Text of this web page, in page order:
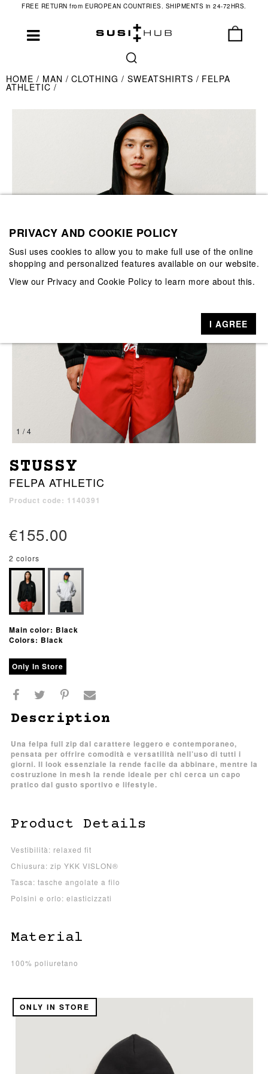
FREE RETURN from EUROPEAN COUNTRIES. SHIPMENTS in 24-72HRS.
HOME MAN CLOTHING SWEATSHIRTS FELPA
ATHLETIC
1 / 4
STUSSY
FELPA ATHLETIC
Product code: 1140391
€155.00
2 colors
Main color: Black
Colors: Black
Only In Store
Description
Una felpa full zip dal carattere leggero e contemporaneo,
pensata per offrire comodità e versatilità nell’uso di tutti i
giorni. Il look essenziale la rende facile da abbinare, mentre la
costruzione in mesh la rende ideale per chi cerca un capo
pratico dal gusto sportivo e lifestyle.
Product Details
Vestibilità: relaxed fit
Chiusura: zip YKK VISLON®
Tasca: tasche angolate a filo
Polsini e orlo: elasticizzati
Material
100% poliuretano
ONLY IN STORE
PRIVACY AND COOKIE POLICY
Susi uses cookies to allow you to make full use of the online
shopping and personalized features available on our website.
View our Privacy and Cookie Policy to learn more about this.
I AGREE